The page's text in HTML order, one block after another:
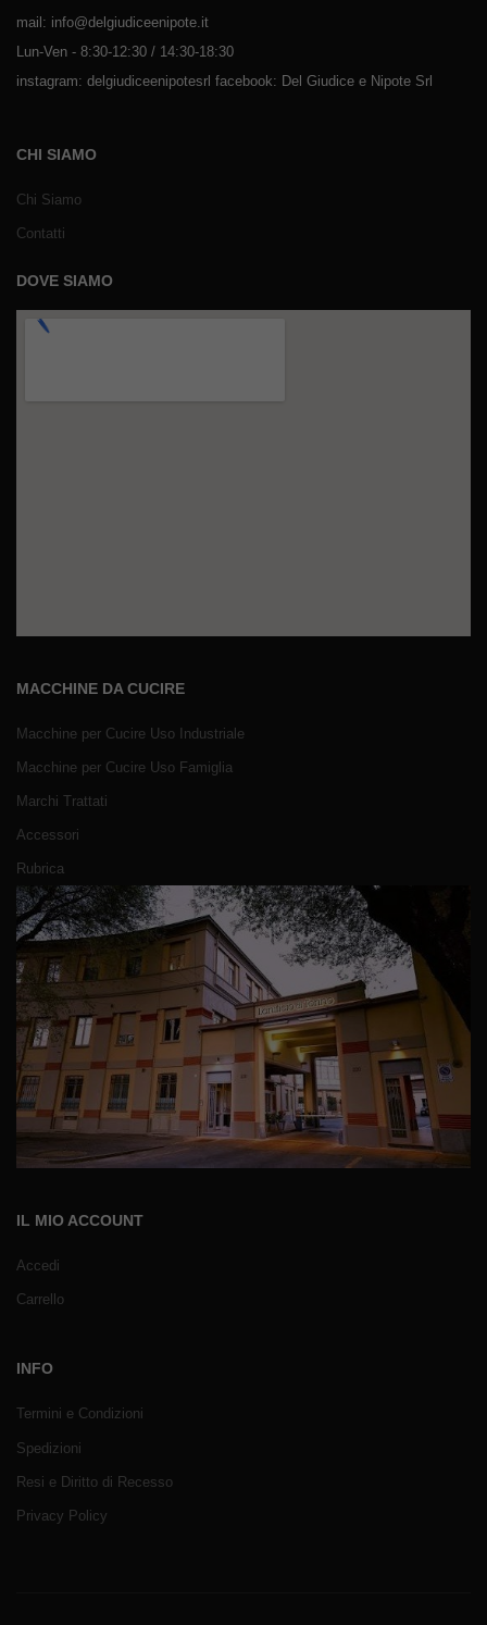
mail: info@delgiudiceenipote.it
Lun-Ven - 8:30-12:30 / 14:30-18:30
instagram: delgiudiceenipotesrl facebook: Del Giudice e Nipote Srl
CHI SIAMO
Chi Siamo
Contatti
DOVE SIAMO
MACCHINE DA CUCIRE
Macchine per Cucire Uso Industriale
Macchine per Cucire Uso Famiglia
Marchi Trattati
Accessori
Rubrica
IL MIO ACCOUNT
Accedi
Carrello
INFO
Termini e Condizioni
Spedizioni
Resi e Diritto di Recesso
Privacy Policy